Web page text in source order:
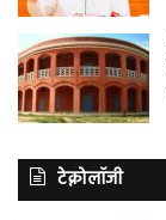
टेक्नोलॉजी